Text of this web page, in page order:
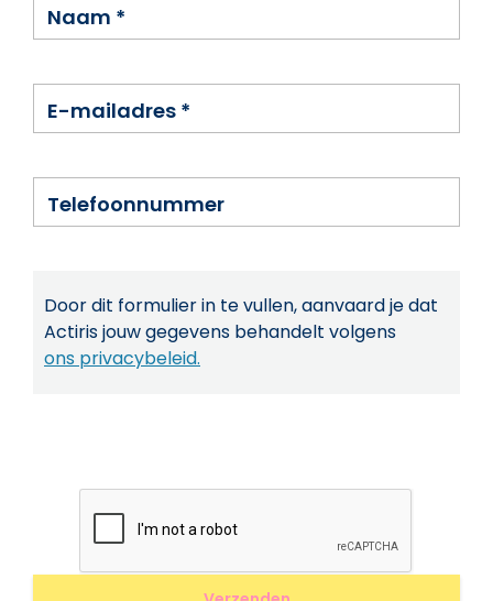
Naam *
E-mailadres *
Telefoonnummer
Door dit formulier in te vullen, aanvaard je dat
Actiris jouw gegevens behandelt volgens
ons privacybeleid.